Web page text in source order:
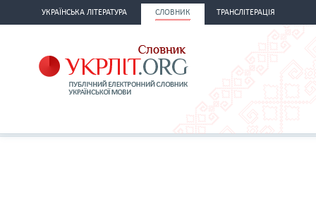
УКРАЇНСЬКА ЛІТЕРАТУРА СЛОВНИК ТРАНСЛІТЕРАЦІЯ